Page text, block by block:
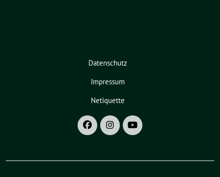
Datenschutz
Impressum
Netiquette